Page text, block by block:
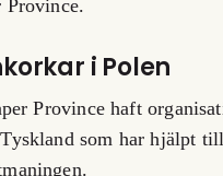
Province.
i Polen
Province haft
som har hjälpt